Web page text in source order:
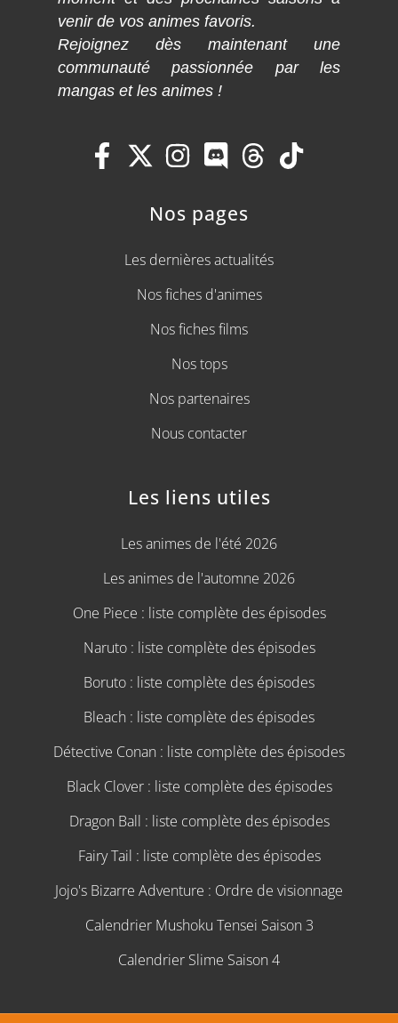
venir de vos animes favoris.
Rejoignez dès maintenant une
communauté passionnée par les
mangas et les animes !
Nos pages
Les dernières actualités
Nos fiches d'animes
Nos fiches films
Nos tops
Nos partenaires
Nous contacter
Les liens utiles
Les animes de l'été 2026
Les animes de l'automne 2026
One Piece : liste complète des épisodes
Naruto : liste complète des épisodes
Boruto : liste complète des épisodes
Bleach : liste complète des épisodes
Détective Conan : liste complète des épisodes
Black Clover : liste complète des épisodes
Dragon Ball : liste complète des épisodes
Fairy Tail : liste complète des épisodes
Jojo's Bizarre Adventure : Ordre de visionnage
Calendrier Mushoku Tensei Saison 3
Calendrier Slime Saison 4